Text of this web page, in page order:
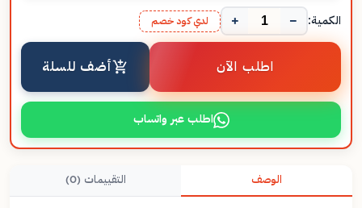
الكمية: −
+ لدي كود خصم
اطلب الآن أضف للسلة
اطلب عبر واتساب
الوصف التقييمات (0)